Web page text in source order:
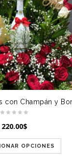
con Champán y
220.00$
OPCIONES